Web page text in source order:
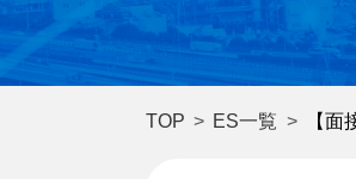
TOP ES一覧 【面